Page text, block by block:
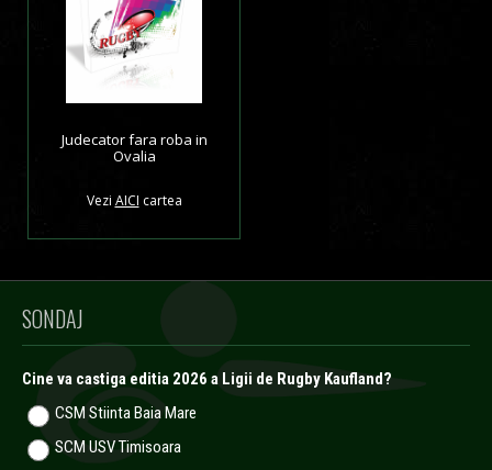
Judecator fara roba in
Ovalia
Vezi AICI cartea
SONDAJ
Cine va castiga editia 2026 a Ligii de Rugby Kaufland?
CSM Stiinta Baia Mare
SCM USV Timisoara